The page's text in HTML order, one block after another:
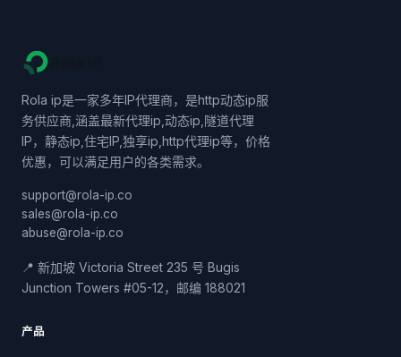
Rola ip是一家多年IP代理商，是http动态ip服
务供应商,涵盖最新代理ip,动态ip,隧道代理
IP，静态ip,住宅IP,独享ip,http代理ip等，价格
优惠，可以满足用户的各类需求。
support@rola-ip.co
sales@rola-ip.co
abuse@rola-ip.co
📍 新加坡 Victoria Street 235 号 Bugis
Junction Towers #05-12，邮编 188021
产品